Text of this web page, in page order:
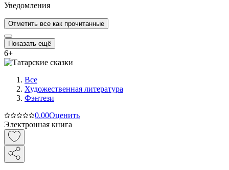
Уведомления
Отметить все как прочитанные
Показать ещё
6+
Все
Художественная литература
Фэнтези
0.00Оценить
Электронная книга